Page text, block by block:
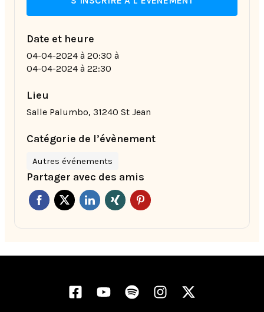
Date et heure
04-04-2024 à 20:30 à
04-04-2024 à 22:30
Lieu
Salle Palumbo, 31240 St Jean
Catégorie de l’évènement
Autres événements
Partager avec des amis